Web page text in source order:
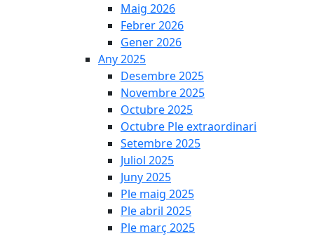
Maig 2026
Febrer 2026
Gener 2026
Any 2025
Desembre 2025
Novembre 2025
Octubre 2025
Octubre Ple extraordinari
Setembre 2025
Juliol 2025
Juny 2025
Ple maig 2025
Ple abril 2025
Ple març 2025